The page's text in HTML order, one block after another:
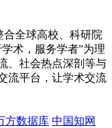
合全球高校、科研院
术，服务学者”为理
、社会热点深剖等与
流平台，让学术交流
方数据库 中国知网